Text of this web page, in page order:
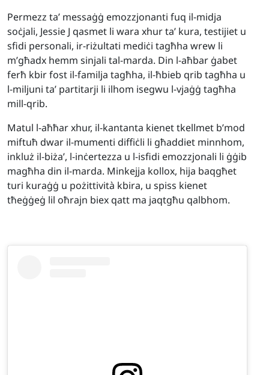
Permezz ta’ messaġġ emozzjonanti fuq il-midja
soċjali, Jessie J qasmet li wara xhur ta’ kura, testijiet u
sfidi personali, ir-riżultati mediċi tagħha wrew li
m’għadx hemm sinjali tal-marda. Din l-aħbar ġabet
ferħ kbir fost il-familja tagħha, il-ħbieb qrib tagħha u
l-miljuni ta’ partitarji li ilhom isegwu l-vjaġġ tagħha
mill-qrib.
Matul l-aħħar xhur, il-kantanta kienet tkellmet b’mod
miftuħ dwar il-mumenti diffiċli li għaddiet minnhom,
inkluż il-biża’, l-inċertezza u l-isfidi emozzjonali li ġġib
magħha din il-marda. Minkejja kollox, hija baqgħet
turi kuraġġ u pożittività kbira, u spiss kienet
tħeġġeġ lil oħrajn biex qatt ma jaqtgħu qalbhom.